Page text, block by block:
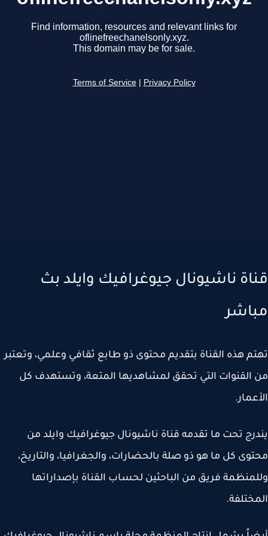
ناشيونال جيوغرافيك وايلد بث
هذه القناة بتقديم محتوى ذو طابع ثقافي وعلمي، وتعتبر
القنوات التي تحقق لمشاهديها المتعة، وتستهدف كل
تحت ما تقدمه قناة ناشيونال جيوغرافيك وايلد من
كل ما هو ذو صلة بالحضارات، والجغرافيا، والتاريخ،
فريق من الباحثين لحساب القناة بإصداراتها